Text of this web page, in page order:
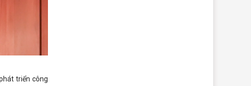
triển công